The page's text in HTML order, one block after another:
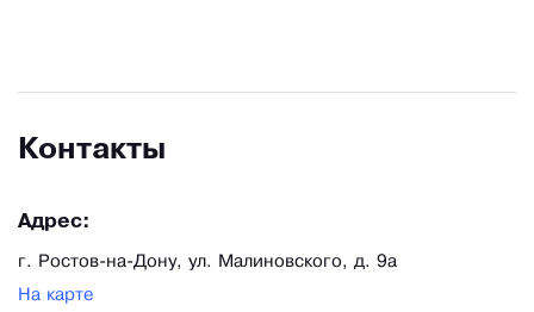
Контакты
Адрес:
г. Ростов-на-Дону, ул. Малиновского, д. 9а
На карте